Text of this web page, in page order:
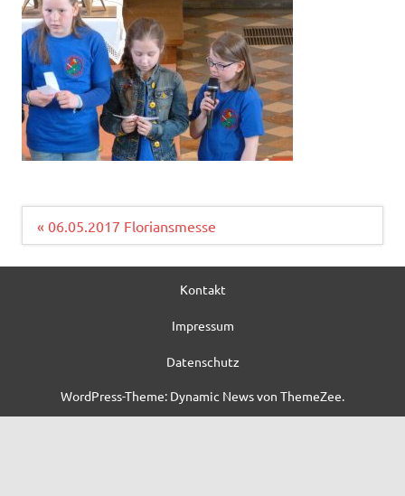
Beitragsnavigation
« 06.05.2017 Floriansmesse
Kontakt
Impressum
Datenschutz
WordPress-Theme: Dynamic News von ThemeZee.